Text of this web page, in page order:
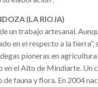
(LA RIOJA)
un trabajo artesanal.
en el respecto a la
pioneras en
el Alto de Mindiarte. Un
fauna y flora. En 2004